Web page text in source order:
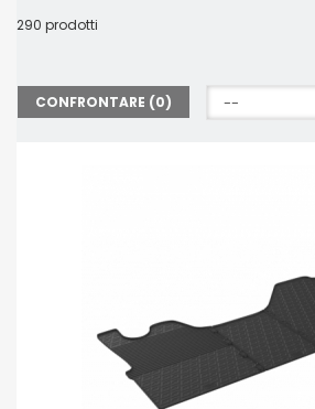
290 prodotti
CONFRONTARE (0)